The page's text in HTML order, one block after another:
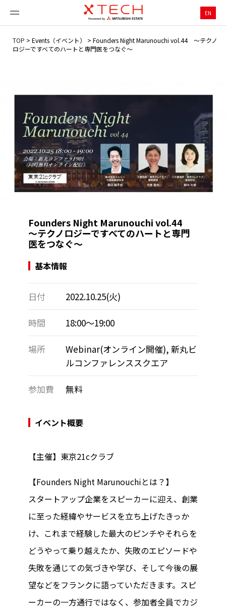
EN
TOP > Events（イベント） > Founders Night Marunouchi vol.44 ～テクノ
ロジーですべてのハートと専門医をつなぐ～
Founders Night Marunouchi vol.44
～テクノロジーですべてのハートと専門
医をつなぐ～
基本情報
日付 2022.10.25(火)
時間 18:00～19:00
場所
Webinar(オンライン開催), 新丸ビ
ルコンファレンススクエア
参加費 無料
イベント概要
【主催】東京21cクラブ
【Founders Night Marunouchiとは？】
スタートアップ企業をスピーカーに迎え、創業
に至った経緯やサービスを立ち上げたきっか
け、これまで経験した最大のピンチやそれらを
どうやって乗り越えたか、失敗のエピソードや
失敗を通じての気づきや学び、そして今後の展
望などをフランクに語っていただきます。スピ
ーカーの一方通行ではなく、参加者全員でカジ